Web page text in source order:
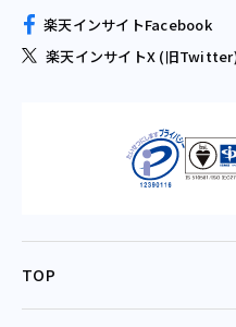
楽天インサイトFacebook
楽天インサイトX (旧
TOP